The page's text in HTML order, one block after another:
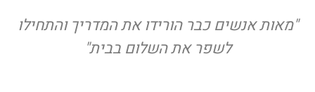
"מאות אנשים כבר הורידו את המדריך והתחילו
לשפר את השלום בבית"